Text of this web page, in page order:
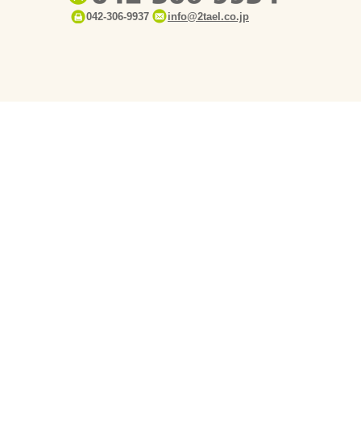
042-306-9937 info@2tael.co.jp